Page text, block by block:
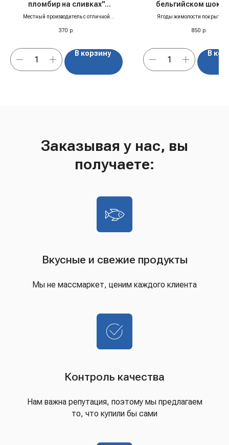
пломбир на сливках"
шоколадный 12%, 450 гр
Местный производитель с отличной
ассортименте есть такой продукт.
370 р.
В корзину
бельгийском
Frambini (Фрамбини),
Ягоды жимолости покрыты
кисловатый вкус. Десерт можно
употреблением.
850 р.
В
Заказывая у нас, вы
получаете:
Вкусные и свежие продукты
Мы не массмаркет, ценим каждого клиента
Контроль качества
Нам важна репутация, поэтому мы предлагаем
то, что купили бы сами